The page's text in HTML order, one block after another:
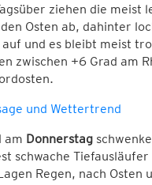
ziehen die meist
Osten ab, dahinter
und es bleibt meist
zwischen +6 Grad am
und Wettertrend
am Donnerstag
schwache
Regen, nach Osten